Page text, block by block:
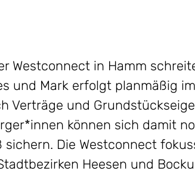
Westconnect in Hamm
und Mark erfolgt planmäßig
Verträge und
können sich damit
sichern. Die Westconnect
Heesen und